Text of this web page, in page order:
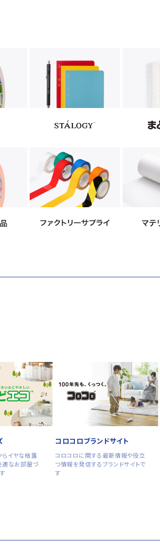
イヤな結露
適なお部屋づ
コロコロブランドサイト
コロコロに関する最新情報や役立
つ情報を発信するブランドサイトで
す